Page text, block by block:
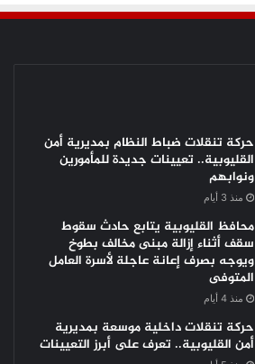
حركة تنقلات ضباط النظام بمديرية أمن
القليوبية.. تعيينات جديدة للمأمورين
ونوابهم
منذ 3 أيام
محافظ القليوبية يتابع حادث سقوط
سقف أثناء إزالة مبنى مخالف بطوخ
ويوجه بصرف إعانة عاجلة لأسرة العامل
المتوفى
منذ 4 أيام
حركة تنقلات داخلية موسعة بمديرية
أمن القليوبية.. تعرف على أبرز التعيينات